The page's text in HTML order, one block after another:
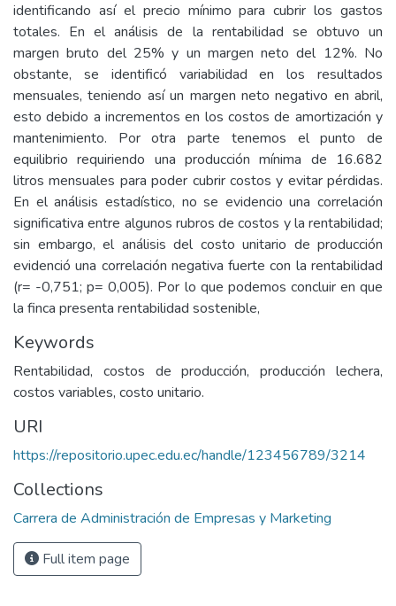
identificando así el precio mínimo para cubrir los gastos
totales. En el análisis de la rentabilidad se obtuvo un
margen bruto del 25% y un margen neto del 12%. No
obstante, se identificó variabilidad en los resultados
mensuales, teniendo así un margen neto negativo en abril,
esto debido a incrementos en los costos de amortización y
mantenimiento. Por otra parte tenemos el punto de
equilibrio requiriendo una producción mínima de 16.682
litros mensuales para poder cubrir costos y evitar pérdidas.
En el análisis estadístico, no se evidencio una correlación
significativa entre algunos rubros de costos y la rentabilidad;
sin embargo, el análisis del costo unitario de producción
evidenció una correlación negativa fuerte con la rentabilidad
(r= -0,751; p= 0,005). Por lo que podemos concluir en que
la finca presenta rentabilidad sostenible,
Keywords
Rentabilidad, costos de producción, producción lechera,
costos variables, costo unitario.
URI
https://repositorio.upec.edu.ec/handle/123456789/3214
Collections
Carrera de Administración de Empresas y Marketing
Full item page